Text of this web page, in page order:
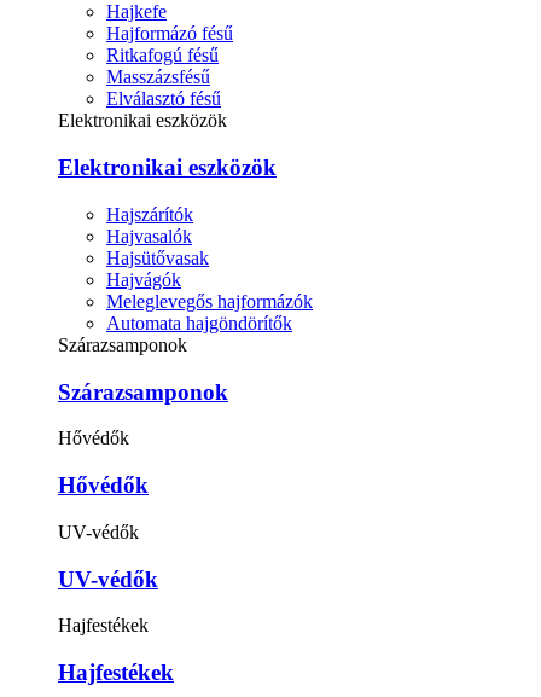
Hajkefe
Hajformázó fésű
Ritkafogú fésű
Masszázsfésű
Elválasztó fésű
Elektronikai eszközök
Elektronikai eszközök
Hajszárítók
Hajvasalók
Hajsütővasak
Hajvágók
Meleglevegős hajformázók
Automata hajgöndörítők
Szárazsamponok
Szárazsamponok
Hővédők
Hővédők
UV-védők
UV-védők
Hajfestékek
Hajfestékek